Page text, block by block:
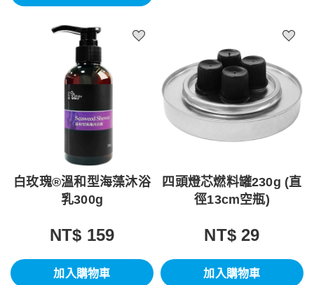
白玫瑰®溫和型海藻沐浴
乳300g
NT$ 159
加入購物車
四頭燈芯燃料罐230g (直
徑13cm空瓶)
NT$ 29
加入購物車